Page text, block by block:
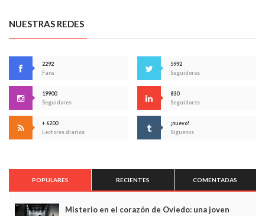
NUESTRAS REDES
2292
Fans
5992
Seguidores
19900
Seguidores
830
Seguidores
+ 6200
Lectores diarios
¡nuevo!
Síguenos
POPULARES RECIENTES COMENTADAS
Misterio en el corazón de Oviedo: una joven